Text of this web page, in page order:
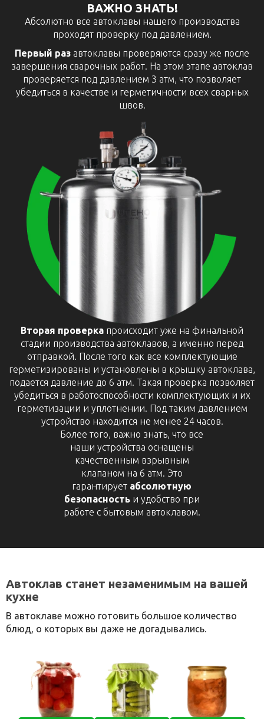
ВАЖНО ЗНАТЬ!
Абсолютно все автоклавы нашего производства
проходят проверку под давлением.
Первый раз автоклавы проверяются сразу же после
завершения сварочных работ. На этом этапе автоклав
проверяется под давлением 3 атм, что позволяет
убедиться в качестве и герметичности всех сварных
швов.
Вторая проверка происходит уже на финальной
стадии производства автоклавов, а именно перед
отправкой. После того как все комплектующие
герметизированы и установлены в крышку автоклава,
подается давление до 6 атм. Такая проверка позволяет
убедиться в работоспособности комплектующих и их
герметизации и уплотнении. Под таким давлением
устройство находится не менее 24 часов.
Более того, важно знать, что все
наши устройства оснащены
качественным взрывным
клапаном на 6 атм. Это
гарантирует абсолютную
безопасностьи удобство при
работе с бытовым автоклавом.
Автоклав станет незаменимым на вашей
кухне
В автоклаве можно готовить большое количество
блюд, о которых вы даже не догадывались.